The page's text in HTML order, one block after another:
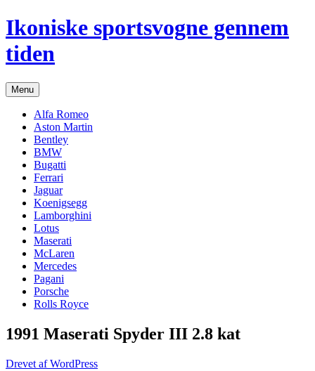
Hop
til
indhold
Ikoniske sportsvogne gennem
tiden
Menu
Alfa Romeo
Aston Martin
Bentley
BMW
Bugatti
Ferrari
Jaguar
Koenigsegg
Lamborghini
Lotus
Maserati
McLaren
Mercedes
Pagani
Porsche
Rolls Royce
1991 Maserati Spyder III 2.8 kat
Drevet af WordPress